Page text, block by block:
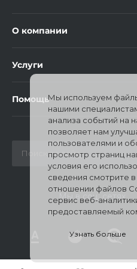
в корзину
Оплачивайте
Получайте товар
выбранный
Оставшиеся75%
списыватьсяс
по25%каждые 2
Подробнее
О компании
Услуги
Помощь
Мы в соц. сетях
Мы используем
нашими
анализа событий на
позволяет нам
пользователями и
просмотр страниц
условия его
сведения смотрите
отношении файлов
сервис веб-
предоставляемый
Узнать больше